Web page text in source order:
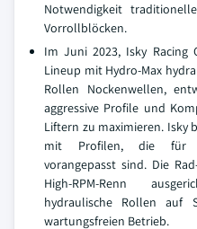
Notwendigkeit
Vorrollblöcken.
Im Juni 2023, Isky Racing
Lineup mit Hydro-Max
Rollen Nockenwellen,
aggressive Profile und
Liftern zu maximieren. Isky
mit Profilen, die für
vorangepasst sind. Die
High-RPM-Renn
hydraulische Rollen auf
wartungsfreien Betrieb.